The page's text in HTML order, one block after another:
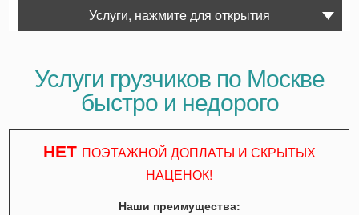
Услуги, нажмите для открытия
Услуги грузчиков по Москве
быстро и недорого
НЕТ ПОЭТАЖНОЙ ДОПЛАТЫ И СКРЫТЫХ
НАЦЕНОК!
Наши преимущества: